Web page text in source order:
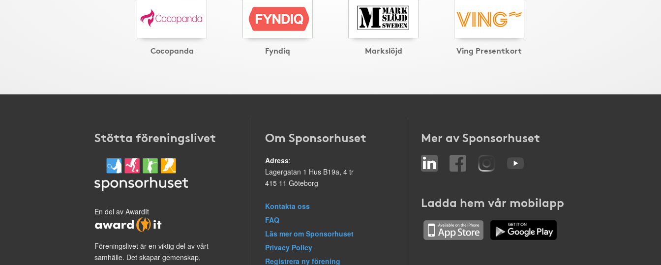
Cocopanda Fyndiq Markslöjd Ving Presentkort
Stötta föreningslivet
En del av AwardIt
Föreningslivet är en viktig del av vårt
samhälle. Det skapar gemenskap,
Om Sponsorhuset
Adress:
Lagergatan 1 Hus B19a, 4 tr
415 11 Göteborg
Kontakta oss
FAQ
Läs mer om Sponsorhuset
Privacy Policy
Registrera ny förening
Mer av Sponsorhuset
Ladda hem vår mobilapp